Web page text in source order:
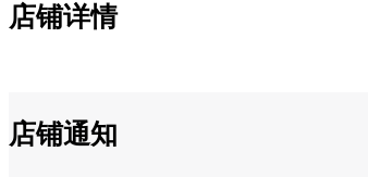
店铺详情
店铺通知